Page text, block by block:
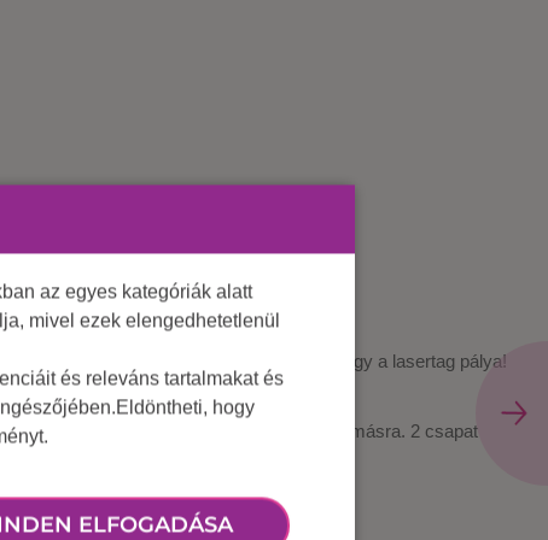
vannak, akkor irány a paintball, vagy a lasertag pálya!
szivacs végű) nyilakkal lőttök egymásra. 2 csapat
az egyes kategóriák alatt
mivel ezek elengedhetetlenül
és releváns tartalmakat és
hogy
ELFOGADÁSA